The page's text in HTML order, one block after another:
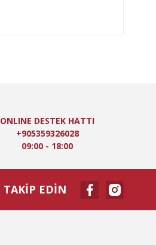
ONLINE DESTEK HATTI
+905359326028
09:00 - 18:00
TAKİP EDİN